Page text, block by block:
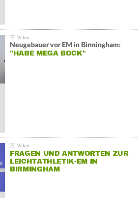
Neugebauer vor EM in Birmingham:
"HABE MEGA BOCK"
FRAGEN UND ANTWORTEN ZUR
LEICHTATHLETIK-EM IN
BIRMINGHAM